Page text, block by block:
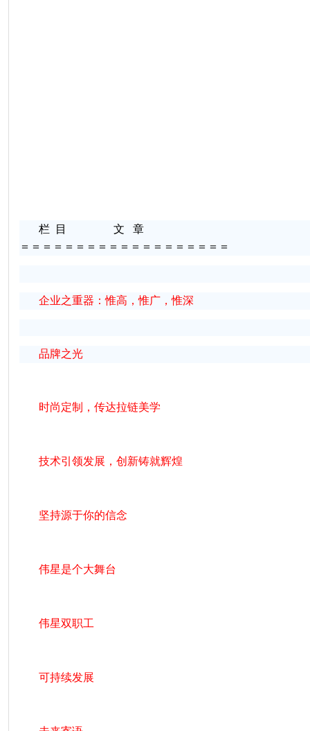
栏 目 文
章
＝＝＝＝＝＝＝＝＝＝＝＝＝＝＝＝＝＝＝
企业之重器：惟高，惟广，惟深
品牌之光
时尚定制，传达拉链美学
技术引领发展，创新铸就辉煌
坚持源于你的信念
伟星是个大舞台
伟星双职工
可持续发展